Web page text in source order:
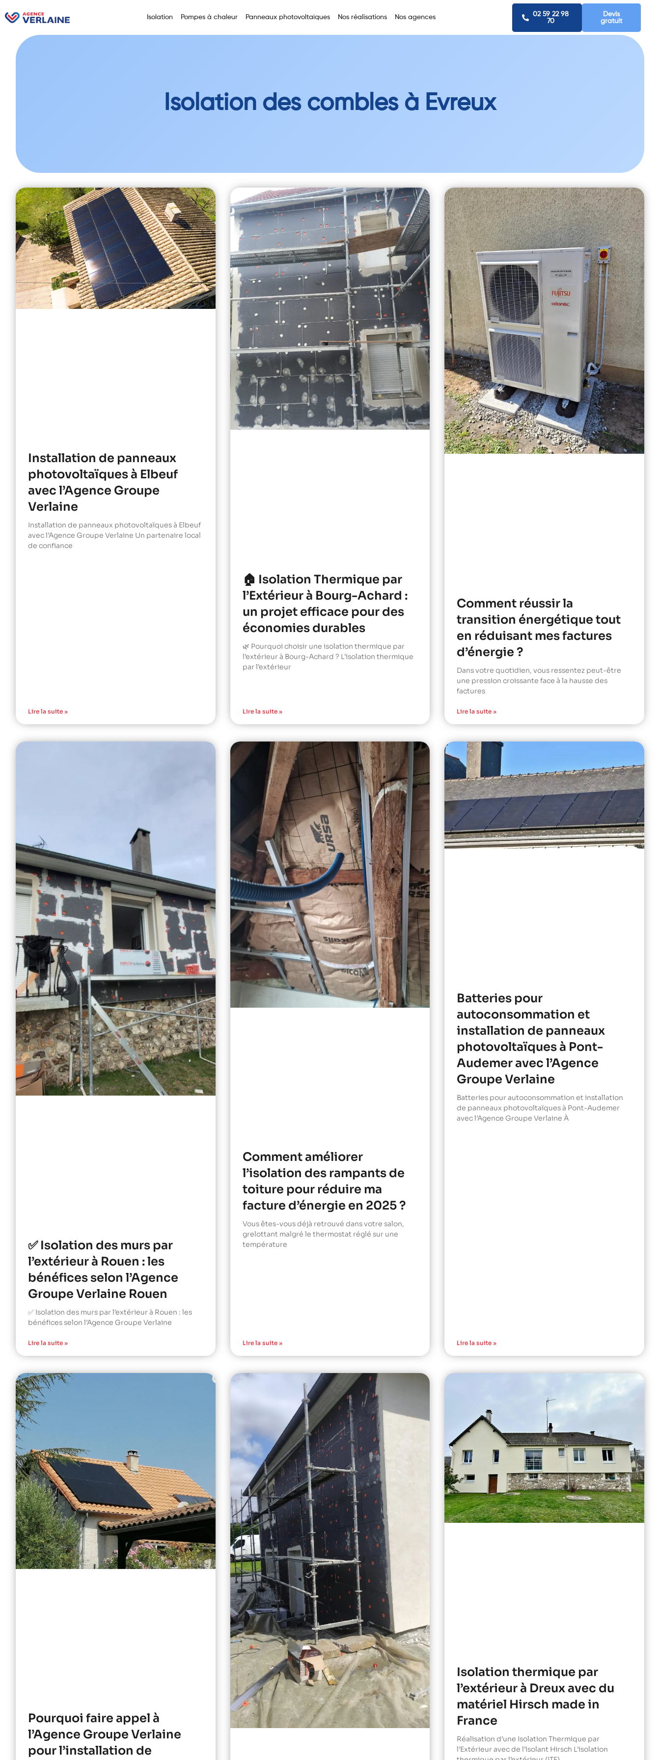
Isolation Pompes à chaleur Panneaux photovoltaïques Nos réalisations Nos agences
02 59 22 98
70
Devis
gratuit
Isolation des combles à Evreux
Installation de panneaux
photovoltaïques à Elbeuf
avec l’Agence Groupe
Verlaine
Installation de panneaux photovoltaïques à Elbeuf
avec l’Agence Groupe Verlaine Un partenaire local
de confiance
Lire la suite »
🏠 Isolation Thermique par
l’Extérieur à Bourg-Achard :
un projet efficace pour des
économies durables
🌿 Pourquoi choisir une isolation thermique par
l’extérieur à Bourg-Achard ? L’isolation thermique
par l’extérieur
Lire la suite »
Comment réussir la
transition énergétique tout
en réduisant mes factures
d’énergie ?
Dans votre quotidien, vous ressentez peut-être
une pression croissante face à la hausse des
factures
Lire la suite »
✅ Isolation des murs par
l’extérieur à Rouen : les
bénéfices selon l’Agence
Groupe Verlaine Rouen
✅ Isolation des murs par l’extérieur à Rouen : les
bénéfices selon l’Agence Groupe Verlaine
Lire la suite »
Comment améliorer
l’isolation des rampants de
toiture pour réduire ma
facture d’énergie en 2025 ?
Vous êtes-vous déjà retrouvé dans votre salon,
grelottant malgré le thermostat réglé sur une
température
Lire la suite »
Batteries pour
autoconsommation et
installation de panneaux
photovoltaïques à Pont-
Audemer avec l’Agence
Groupe Verlaine
Batteries pour autoconsommation et installation
de panneaux photovoltaïques à Pont-Audemer
avec l’Agence Groupe Verlaine À
Lire la suite »
Pourquoi faire appel à
l’Agence Groupe Verlaine
pour l’installation de
Isolation thermique par
l’extérieur à Dreux avec du
matériel Hirsch made in
France
Réalisation d’une Isolation Thermique par
l’Extérieur avec de l’Isolant Hirsch L’isolation